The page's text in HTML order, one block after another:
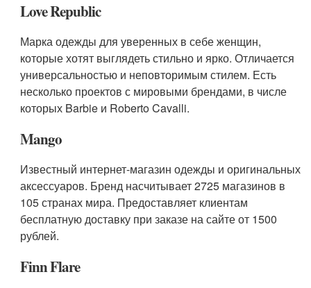
Love Republic
Марка одежды для уверенных в себе женщин,
которые хотят выглядеть стильно и ярко. Отличается
универсальностью и неповторимым стилем. Есть
несколько проектов с мировыми брендами, в числе
которых Barbie и Roberto Cavalli.
Mango
Известный интернет-магазин одежды и оригинальных
аксессуаров. Бренд насчитывает 2725 магазинов в
105 странах мира. Предоставляет клиентам
бесплатную доставку при заказе на сайте от 1500
рублей.
Finn Flare